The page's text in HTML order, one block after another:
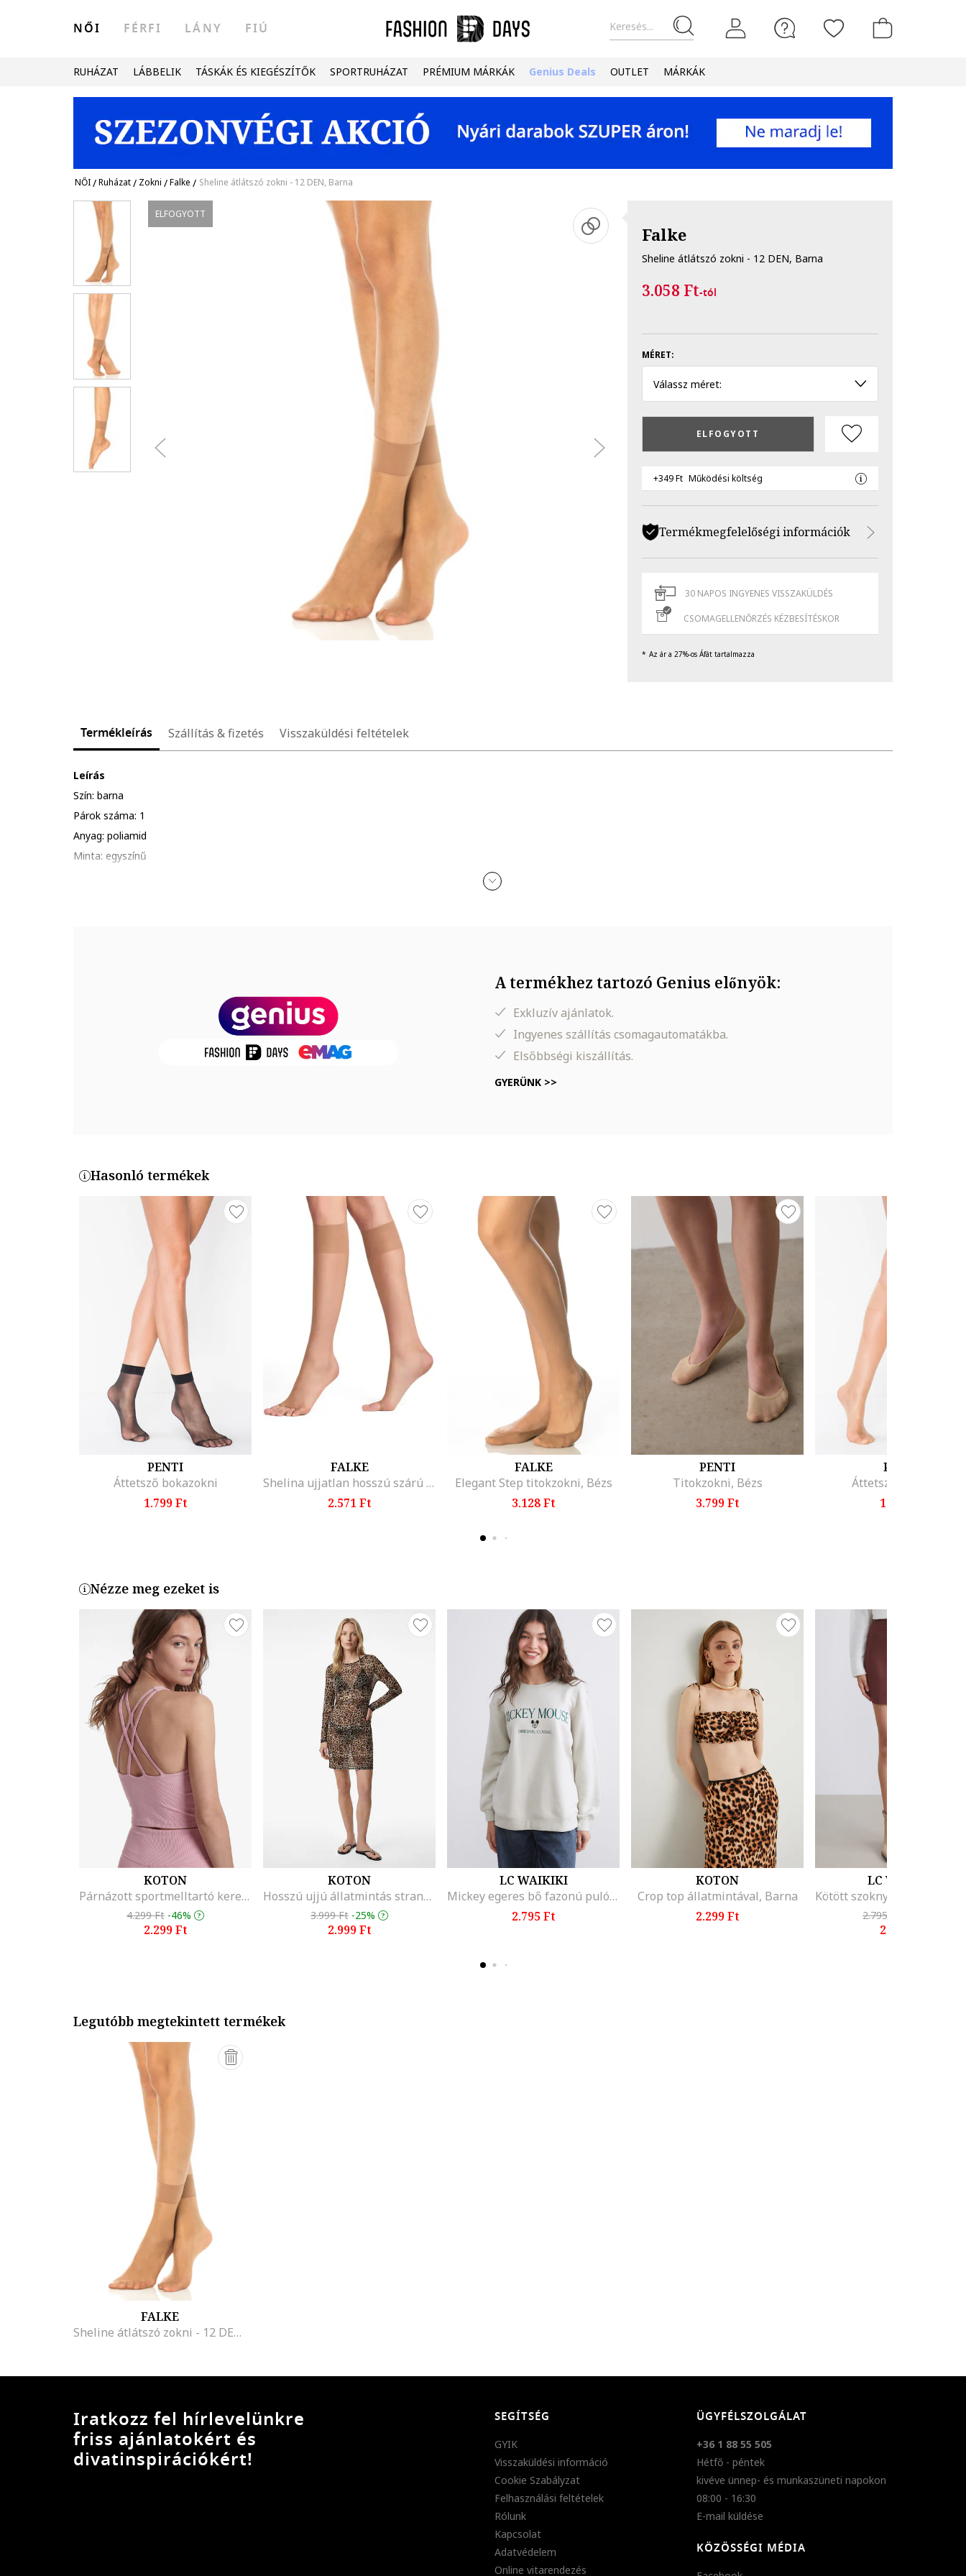
Keresés...
NŐI FÉRFI LÁNY FIÚ
RUHÁZAT LÁBBELIK TÁSKÁK ÉS KIEGÉSZÍTŐK SPORTRUHÁZAT PRÉMIUM MÁRKÁK Genius Deals OUTLET MÁRKÁK
NŐI/Ruházat/ Zokni /Falke / Sheline átlátszó zokni - 12 DEN, Barna
ELFOGYOTT
Falke
Sheline átlátszó zokni - 12 DEN, Barna
3.058 Ft-tól
MÉRET:
Válassz méret:
ELFOGYOTT
+349 Ft Működési költség
Termékmegfelelőségi információk
30 NAPOS INGYENES VISSZAKÜLDÉS
CSOMAGELLENŐRZÉS KÉZBESÍTÉSKOR
Az ár a 27%-os Áfát tartalmazza
Termékleírás Szállítás & fizetés Visszaküldési feltételek
Leírás
Szín: barna
Párok száma: 1
Anyag: poliamid
Minta: egyszínű
Részletek: varrásmentes, falke perfect fit, 12 den, a természetesebb hatású bőr érdekében, puha mandzsetták/szárvégek
A termékhez tartozó Genius előnyök:
Exkluzív ajánlatok.
Ingyenes szállítás csomagautomatákba.
Elsőbbségi kiszállítás.
GYERÜNK >>
Hasonló termékek
PENTI
Áttetsző bokazokni
1.799 Ft
FALKE
Shelina ujjatlan hosszú szárú áttetsző zokni - 12 DEN, Világos tópbarna
2.571 Ft
FALKE
Elegant Step titokzokni, Bézs
3.128 Ft
PENTI
Titokzokni, Bézs
3.799 Ft
PENTI
Áttetsző térdzokni
1.899 Ft
Nézze meg ezeket is
KOTON
Párnázott sportmelltartó keresztpántokkal, Világos rózsaszín
4.299 Ft -46%
2.299 Ft
KOTON
Hosszú ujjú állatmintás strandruha, Barna/Bézs
3.999 Ft -25%
2.999 Ft
LC WAIKIKI
Mickey egeres bő fazonú pulóver, Angolzöld/Törtfehér
2.795 Ft
KOTON
Crop top állatmintával, Barna
2.299 Ft
LC WAIKIKI
2.795 Ft
2.295 Ft
Legutóbb megtekintett termékek
FALKE
Sheline átlátszó zokni - 12 DEN, Barna
Iratkozz fel hírlevelünkre
friss ajánlatokért és
divatinspirációkért!
SEGÍTSÉG
GYIK
Visszaküldési információ
Cookie Szabályzat
Felhasználási feltételek
Rólunk
Kapcsolat
Adatvédelem
Online vitarendezés
ÜGYFÉLSZOLGÁLAT
+36 1 88 55 505
Hétfő - péntek
kivéve ünnep- és munkaszüneti napokon
08:00 - 16:30
E-mail küldése
KÖZÖSSÉGI MÉDIA